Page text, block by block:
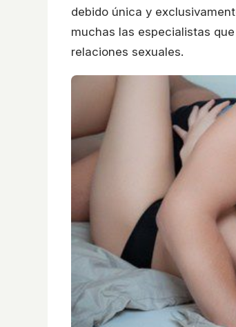
debido única y
muchas las especialistas
relaciones sexuales.